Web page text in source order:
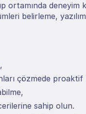
belirleme,
çözmede
sahip olun.